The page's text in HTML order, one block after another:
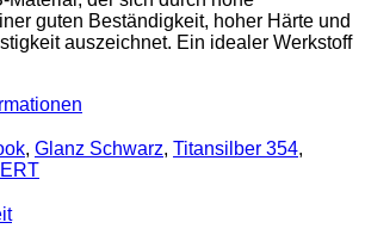
guten Beständigkeit, hoher Härte und
auszeichnet. Ein idealer Werkstoff
, Glanz Schwarz, Titansilber 354,